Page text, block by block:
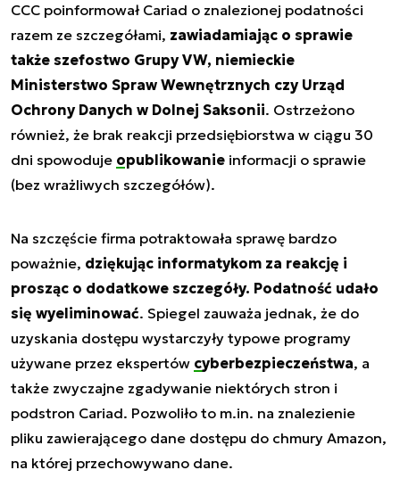
CCC poinformował Cariad o znalezionej podatności
razem ze szczegółami, zawiadamiając o sprawie
także szefostwo Grupy VW, niemieckie
Ministerstwo Spraw Wewnętrznych czy Urząd
Ochrony Danych w Dolnej Saksonii. Ostrzeżono
również, że brak reakcji przedsiębiorstwa w ciągu 30
dni spowoduje opublikowanie informacji o sprawie
(bez wrażliwych szczegółów).
Na szczęście firma potraktowała sprawę bardzo
poważnie, dziękując informatykom za reakcję i
prosząc o dodatkowe szczegóły. Podatność udało
się wyeliminować. Spiegel zauważa jednak, że do
uzyskania dostępu wystarczyły typowe programy
używane przez ekspertów cyberbezpieczeństwa, a
także zwyczajne zgadywanie niektórych stron i
podstron Cariad. Pozwoliło to m.in. na znalezienie
pliku zawierającego dane dostępu do chmury Amazon,
na której przechowywano dane.